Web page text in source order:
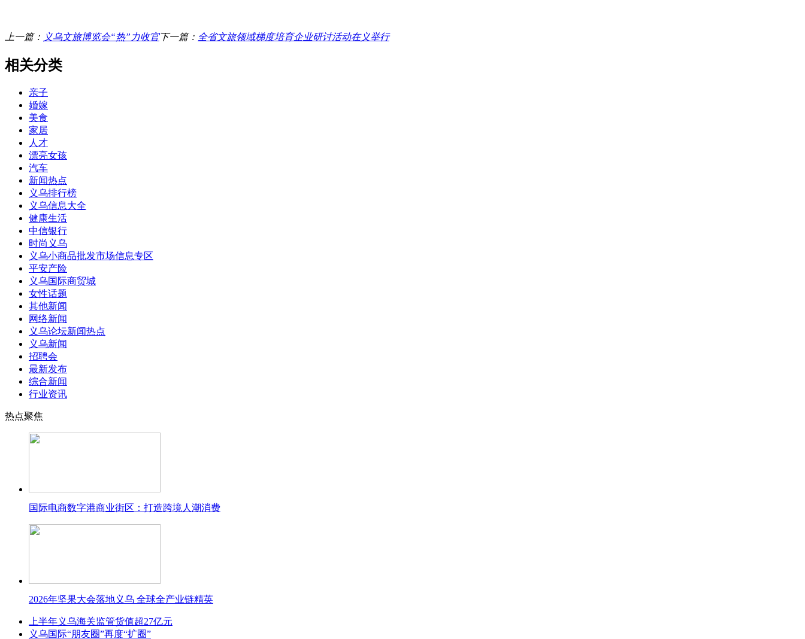
上一篇： 义乌文旅博览会“热”力收官下一篇： 全省文旅领域梯度培育企业研讨活动在义举行
相关分类
亲子
婚嫁
美食
家居
人才
漂亮女孩
汽车
新闻热点
义乌排行榜
义乌信息大全
健康生活
中信银行
时尚义乌
义乌小商品批发市场信息专区
平安产险
义乌国际商贸城
女性话题
其他新闻
网络新闻
义乌论坛新闻热点
义乌新闻
招聘会
最新发布
综合新闻
行业资讯
热点聚焦
国际电商数字港商业街区：打造跨境人潮消费
2026年坚果大会落地义乌 全球全产业链精英
上半年义乌海关监管货值超27亿元
义乌国际“朋友圈”再度“扩圈”